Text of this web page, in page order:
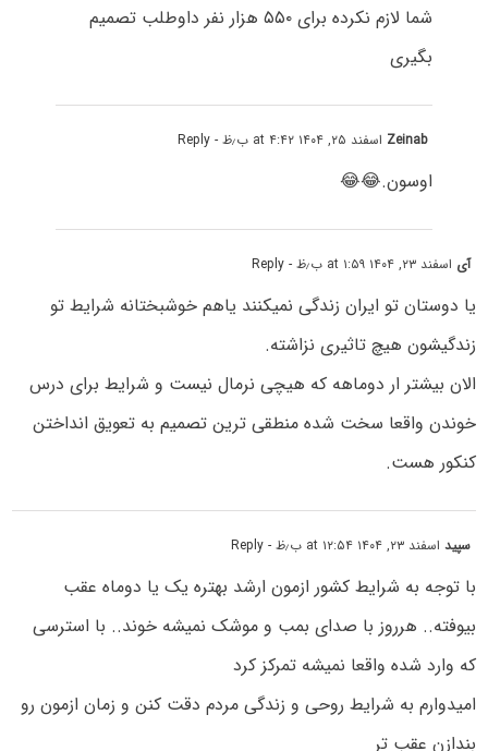
شما لازم نکرده برای ۵۵۰ هزار نفر داوطلب تصمیم
بگیری
Zeinab اسفند ۲۵, ۱۴۰۴ at ۴:۴۲ ب٫ظ - Reply
اوسون.😂😂
آی اسفند ۲۳, ۱۴۰۴ at ۱:۵۹ ب٫ظ - Reply
یا دوستان تو ایران زندگی نمیکنند یاهم خوشبختانه شرایط تو
زندگیشون هیچ تاثیری نزاشته.
الان بیشتر ار دوماهه که هیچی نرمال نیست و شرایط برای درس
خوندن واقعا سخت شده منطقی ترین تصمیم به تعویق انداختن
کنکور هست.
سپیداسفند ۲۳, ۱۴۰۴ at ۱۲:۵۴ ب٫ظ - Reply
با توجه به شرایط کشور ازمون ارشد بهتره یک یا دوماه عقب
بیوفته.. هرروز با صدای بمب و موشک نمیشه خوند.. با استرسی
که وارد شده واقعا نمیشه تمرکز کرد
امیدوارم به شرایط روحی و زندگی مردم دقت کنن و زمان ازمون رو
بندازن عقب تر